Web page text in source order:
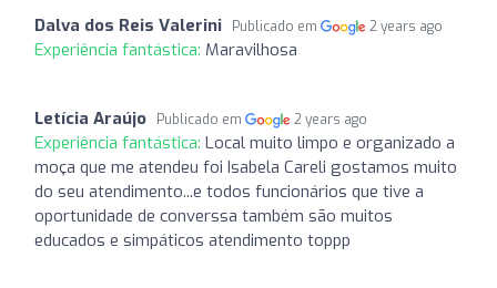
Dalva dos Reis Valerini Publicado em 2 years ago
Experiência fantástica: Maravilhosa
Letícia Araújo Publicado em 2 years ago
Experiência fantástica: Local muito limpo e organizado a
moça que me atendeu foi Isabela Careli gostamos muito
do seu atendimento...e todos funcionários que tive a
oportunidade de converssa também são muitos
educados e simpáticos atendimento toppp